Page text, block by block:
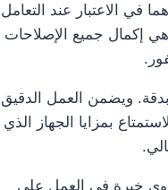
في الاعتبار عند التعامل
هي إكمال جميع الإصلاحات
بدقة. ويضمن العمل الدقيق
بمزايا الجهاز الذي
خبرة في العمل على